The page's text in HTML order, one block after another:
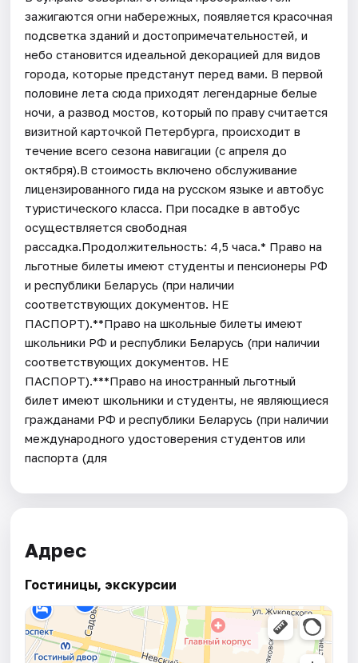
зажигаются огни набережных, появляется красочная
подсветка зданий и достопримечательностей, и
небо становится идеальной декорацией для видов
города, которые предстанут перед вами. В первой
половине лета сюда приходят легендарные белые
ночи, а развод мостов, который по праву считается
визитной карточкой Петербурга, происходит в
течение всего сезона навигации (с апреля до
октября).В стоимость включено обслуживание
лицензированного гида на русском языке и автобус
туристического класса. При посадке в автобус
осуществляется свободная
рассадка.Продолжительность: 4,5 часа.* Право на
льготные билеты имеют студенты и пенсионеры РФ
и республики Беларусь (при наличии
соответствующих документов. НЕ
ПАСПОРТ).**Право на школьные билеты имеют
школьники РФ и республики Беларусь (при наличии
соответствующих документов. НЕ
ПАСПОРТ).***Право на иностранный льготный
билет имеют школьники и студенты, не являющиеся
гражданами РФ и республики Беларусь (при наличии
международного удостоверения студентов или
паспорта (для
Адрес
Гостиницы, экскурсии